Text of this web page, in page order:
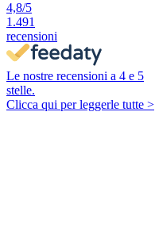
4,8/5
1.491
recensioni
Le nostre recensioni a 4 e 5
stelle.
Clicca qui per leggerle tutte >